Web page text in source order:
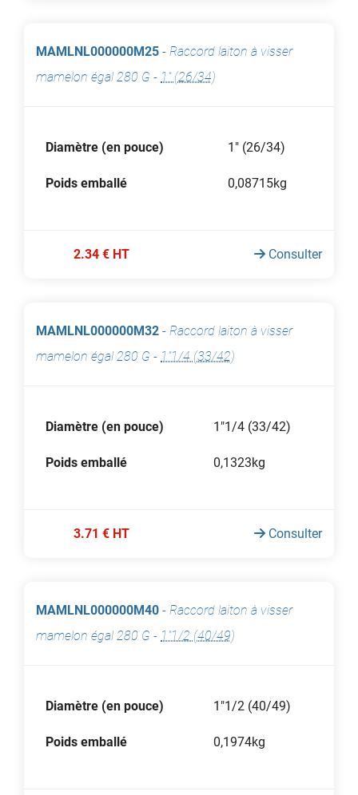
MAMLNL000000M25 - Raccord laiton à visser
mamelon égal 280 G - 1" (26/34)
Diamètre (en pouce) 1" (26/34)
Poids emballé 0,08715kg
2.34 € HT Consulter
MAMLNL000000M32 - Raccord laiton à visser
mamelon égal 280 G - 1"1/4 (33/42)
Diamètre (en pouce) 1"1/4 (33/42)
Poids emballé 0,1323kg
3.71 € HT Consulter
MAMLNL000000M40 - Raccord laiton à visser
mamelon égal 280 G - 1"1/2 (40/49)
Diamètre (en pouce) 1"1/2 (40/49)
Poids emballé 0,1974kg